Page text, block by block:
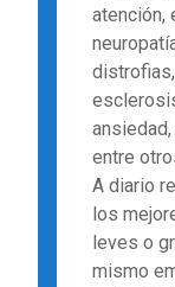
atención,
entre
A diario
los
leves o
mismo